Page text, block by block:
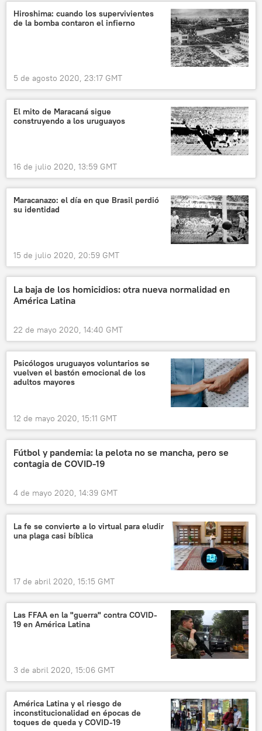
Hiroshima: cuando los supervivientes
de la bomba contaron el infierno
5 de agosto 2020, 23:17 GMT
El mito de Maracaná sigue
construyendo a los uruguayos
16 de julio 2020, 13:59 GMT
Maracanazo: el día en que Brasil perdió
su identidad
15 de julio 2020, 20:59 GMT
La baja de los homicidios: otra nueva normalidad en
América Latina
22 de mayo 2020, 14:40 GMT
Psicólogos uruguayos voluntarios se
vuelven el bastón emocional de los
adultos mayores
12 de mayo 2020, 15:11 GMT
Fútbol y pandemia: la pelota no se mancha, pero se
contagia de COVID-19
4 de mayo 2020, 14:39 GMT
La fe se convierte a lo virtual para eludir
una plaga casi bíblica
17 de abril 2020, 15:15 GMT
Las FFAA en la "guerra" contra COVID-
19 en América Latina
3 de abril 2020, 15:06 GMT
América Latina y el riesgo de
inconstitucionalidad en épocas de
toques de queda y COVID-19